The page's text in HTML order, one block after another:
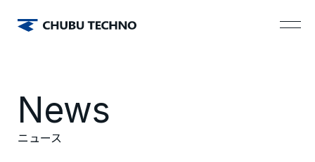
News
ニュース